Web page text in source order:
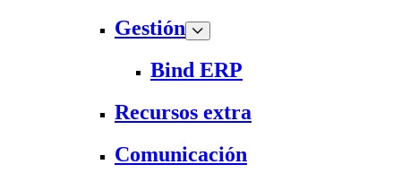
Gestión
Bind ERP
Recursos extra
Comunicación